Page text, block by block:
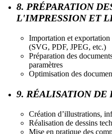
8. PRÉPARATION
L'IMPRESSION ET
Importation et
(SVG, PDF, JPEG, etc.)
Préparation des
paramètres
Optimisation des
9. RÉALISATION DE
Création d’illustrations,
Réalisation de dessins
Mise en pratique des